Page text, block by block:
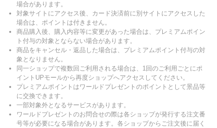
場合があります。
対象サイトにアクセス後、カード決済前に別サイトにアクセスした
場合は、ポイントは付きません。
商品購入後、購入内容等に変更があった場合は、プレミアムポイン
ト付与の対象とならない場合があります。
商品をキャンセル・返品した場合は、プレミアムポイント付与の対
象となりません。
同一ショップで複数回ご利用される場合は、1回のご利用ごとにポ
イントUPモールから再度ショップへアクセスしてください。
プレミアムポイントはワールドプレゼントのポイントとして景品等
に交換できます。
一部対象外となるサービスがあります。
ワールドプレゼントのお問合せの際は各ショップが発行する注文番
号等が必要になる場合があります。各ショップからご注文後に届く